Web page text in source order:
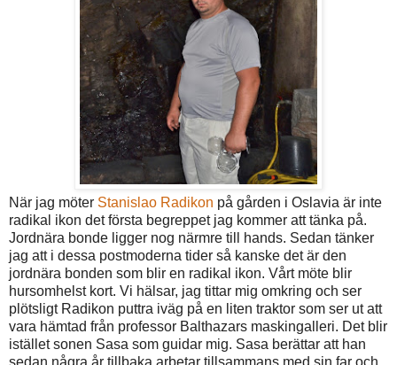
När jag möter Stanislao Radikon på gården i Oslavia är inte
radikal ikon det första begreppet jag kommer att tänka på.
Jordnära bonde ligger nog närmre till hands. Sedan tänker
jag att i dessa postmoderna tider så kanske det är den
jordnära bonden som blir en radikal ikon. Vårt möte blir
hursomhelst kort. Vi hälsar, jag tittar mig omkring och ser
plötsligt Radikon puttra iväg på en liten traktor som ser ut att
vara hämtad från professor Balthazars maskingalleri. Det blir
istället sonen Sasa som guidar mig. Sasa berättar att han
sedan några år tillbaka arbetar tillsammans med sin far och